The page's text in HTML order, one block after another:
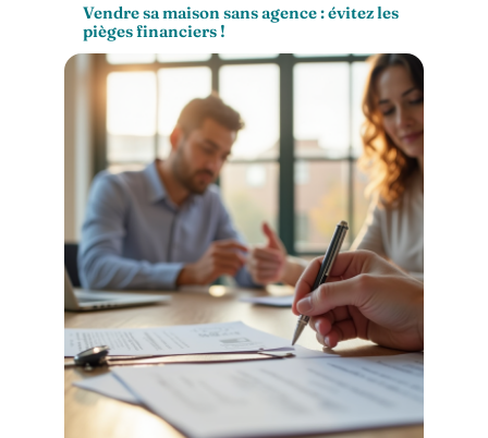
Vendre sa maison sans agence : évitez les
pièges financiers !